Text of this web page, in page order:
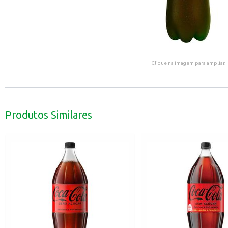
Clique na imagem para ampliar.
Produtos Similares